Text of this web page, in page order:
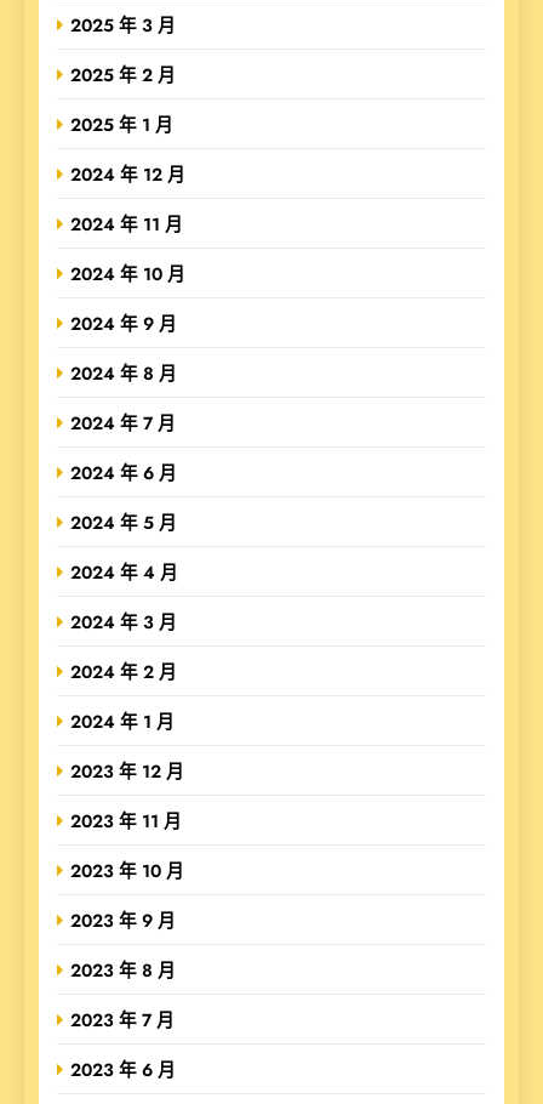
2025 年 3 月
2025 年 2 月
2025 年 1 月
2024 年 12 月
2024 年 11 月
2024 年 10 月
2024 年 9 月
2024 年 8 月
2024 年 7 月
2024 年 6 月
2024 年 5 月
2024 年 4 月
2024 年 3 月
2024 年 2 月
2024 年 1 月
2023 年 12 月
2023 年 11 月
2023 年 10 月
2023 年 9 月
2023 年 8 月
2023 年 7 月
2023 年 6 月